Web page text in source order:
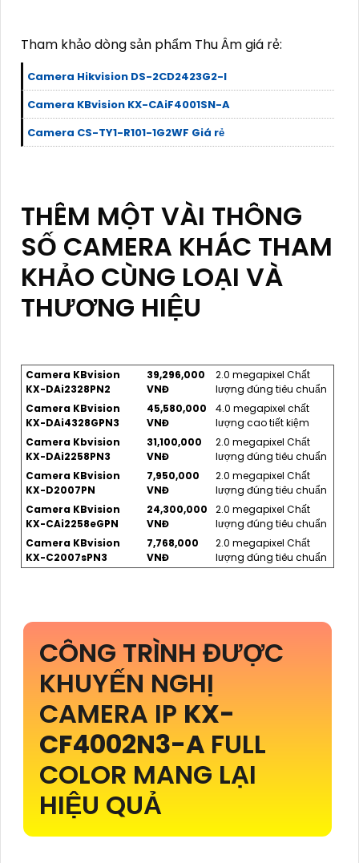
Tham khảo dòng sản phẩm Thu Âm giá rẻ:
Camera Hikvision DS-2CD2423G2-I
Camera KBvision KX-CAiF4001SN-A
Camera CS-TY1-R101-1G2WF Giá rẻ
THÊM MỘT VÀI THÔNG
SỐ CAMERA KHÁC THAM
KHẢO CÙNG LOẠI VÀ
THƯƠNG HIỆU
Camera KBvision
KX-DAi2328PN2
39,296,000
VNĐ
2.0 megapixel Chất
lượng đúng tiêu chuẩn
Camera KBvision
KX-DAi4328GPN3
45,580,000
VNĐ
4.0 megapixel chất
lượng cao tiết kiệm
Camera Kbvision
KX-DAi2258PN3
31,100,000
VNĐ
2.0 megapixel Chất
lượng đúng tiêu chuẩn
Camera KBvision
KX-D2007PN
7,950,000
VNĐ
2.0 megapixel Chất
lượng đúng tiêu chuẩn
Camera KBvision
KX-CAi2258eGPN
24,300,000
VNĐ
2.0 megapixel Chất
lượng đúng tiêu chuẩn
Camera KBvision
KX-C2007sPN3
7,768,000
VNĐ
2.0 megapixel Chất
lượng đúng tiêu chuẩn
CÔNG TRÌNH ĐƯỢC
KHUYẾN NGHỊ
CAMERA IP KX-
CF4002N3-A FULL
COLOR MANG LẠI
HIỆU QUẢ